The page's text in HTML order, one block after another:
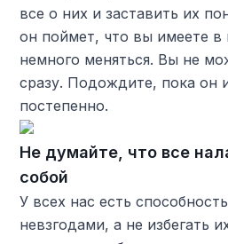
все о них и заставить их
он поймет, что вы имеете в
немного меняться. Вы не
сразу. Подождите, пока он
постепенно.
Не думайте, что все
собой
У всех нас есть
невзгодами, а не избегать